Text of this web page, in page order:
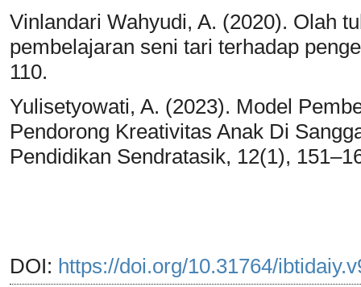
Vinlandari Wahyudi, A. (2020). Olah
pembelajaran seni tari terhadap
110.
Yulisetyowati, A. (2023). Model
Pendorong Kreativitas Anak Di
Pendidikan Sendratasik, 12(1),
DOI: https://doi.org/10.31764/